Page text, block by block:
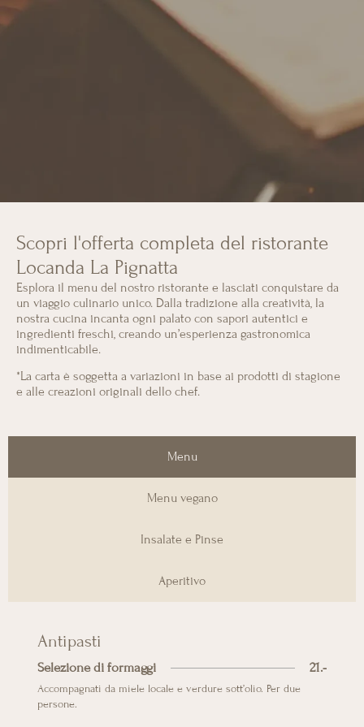
Scopri l'offerta completa del ristorante
Locanda La Pignatta
Esplora il menu del nostro ristorante e lasciati conquistare da
un viaggio culinario unico. Dalla tradizione alla creatività, la
nostra cucina incanta ogni palato con sapori autentici e
ingredienti freschi, creando un’esperienza gastronomica
indimenticabile.
*La carta è soggetta a variazioni in base ai prodotti di stagione
e alle creazioni originali dello chef.
Menu
Menu vegano
Insalate e Pinse
Aperitivo
Antipasti
Selezione di formaggi 21.-
Accompagnati da miele locale e verdure sott’olio. Per due
persone.